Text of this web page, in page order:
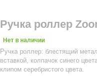
Ручка роллер
Нет в наличии
Ручка роллер: блестящий
вставкой, колпачок синего
клипом серебристого цвета.